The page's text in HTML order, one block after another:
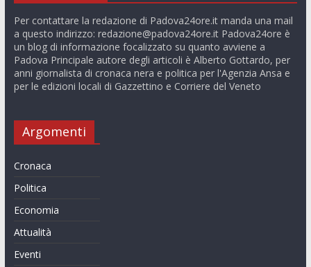
Per contattare la redazione di Padova24ore.it manda una mail
a questo indirizzo: redazione@padova24ore.itPadova24ore è
un blog di informazione focalizzato su quanto avviene a
Padova Principale autore degli articoli è Alberto Gottardo, per
anni giornalista di cronaca nera e politica per l'Agenzia Ansa e
per le edizioni locali di Gazzettino e Corriere del Veneto
Argomenti
Cronaca
Politica
Economia
Attualità
Eventi